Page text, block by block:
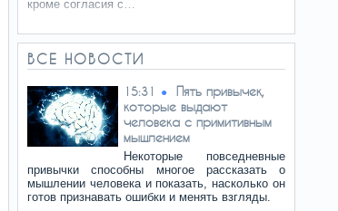
кроме согласия с…
ВСЕ НОВОСТИ
15:31
Пять привычек,
которые выдают
человека с примитивным
мышлением
Некоторые повседневные
привычки способны многое рассказать о
мышлении человека и показать, насколько он
готов признавать ошибки и менять взгляды.